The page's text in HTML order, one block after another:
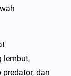
lembut,
dan